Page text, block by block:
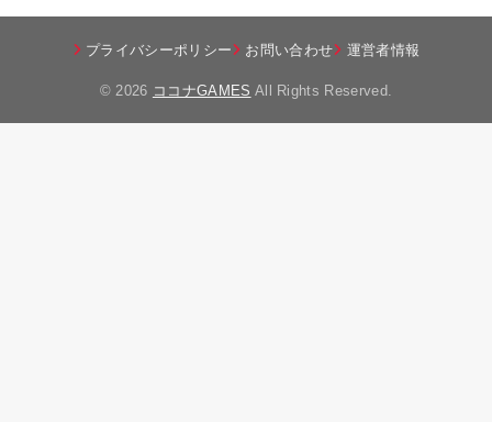
プライバシーポリシー お問い合わせ 運営者情報
© 2026 ココナGAMES All Rights Reserved.